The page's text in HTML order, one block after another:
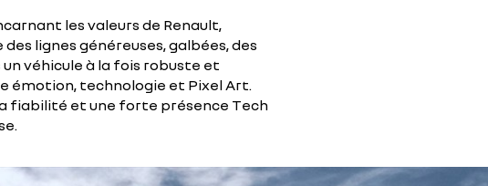
les valeurs de Renault,
lignes généreuses, galbées, des
véhicule à la fois robuste et
émotion, technologie et Pixel Art.
fiabilité et une forte présence Tech